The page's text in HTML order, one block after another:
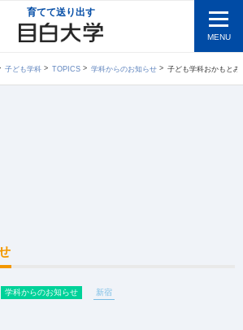
育てて送り出す
MENU
子ども学科 TOPICS 学科からのお知らせ 子ども学科おかもとみ
学科からのお知らせ 新宿